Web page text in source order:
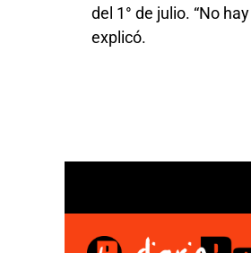
del 1° de julio. “No
explicó.